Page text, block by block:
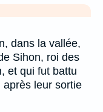
dans la vallée,
Sihon, roi des
et qui fut battu
leur sortie